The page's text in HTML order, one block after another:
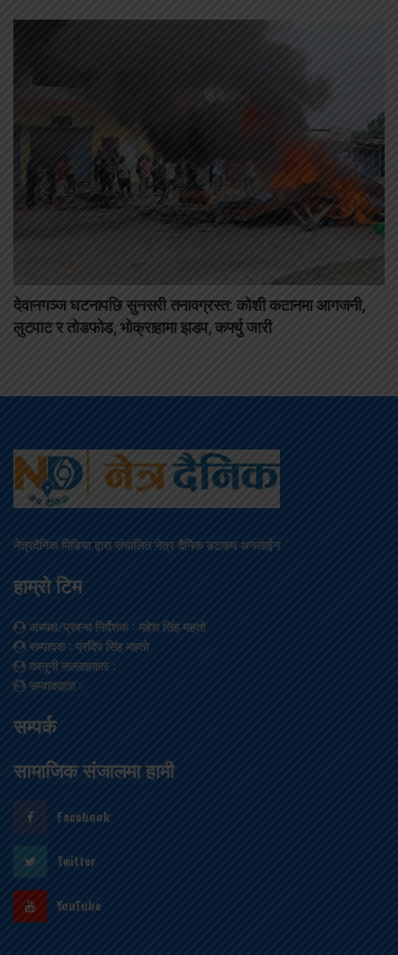
देवानगञ्ज घटनापछि सुनसरी तनावग्रस्त: कोशी कटानमा आगजनी,
लुटपाट र तोडफोड, भोक्राहामा झडप, कर्फ्यु जारी
नेत्रदैनिक मिडिया द्वारा संचालित नेत्र दैनिक डटकम अनलाईन
हाम्रो टिम
अध्यक्ष/प्रबन्ध निर्देशक: महेश सिंह महतो
सम्पादक: प्रदिप सिंह महतो
कानूनी सल्लाहकार:
सम्वाददाता:
सम्पर्क
सामाजिक संजालमा हामी
Facebook
Twitter
YouTube